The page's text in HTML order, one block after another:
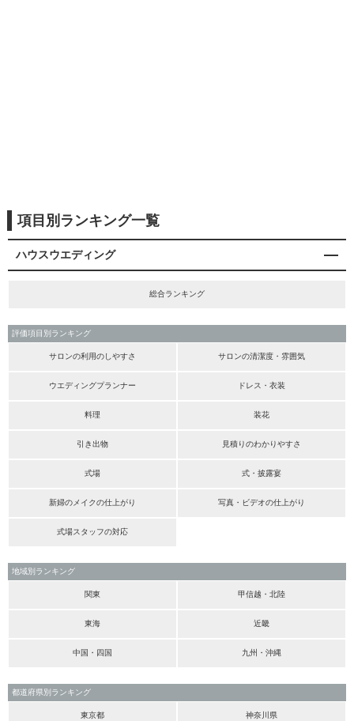
項目別ランキング一覧
ハウスウエディング
総合ランキング
評価項目別ランキング
サロンの利用のしやすさ サロンの清潔度・雰囲気
ウエディングプランナー ドレス・衣装
料理 装花
引き出物 見積りのわかりやすさ
式場 式・披露宴
新婦のメイクの仕上がり 写真・ビデオの仕上がり
式場スタッフの対応
地域別ランキング
関東 甲信越・北陸
東海 近畿
中国・四国 九州・沖縄
都道府県別ランキング
東京都 神奈川県